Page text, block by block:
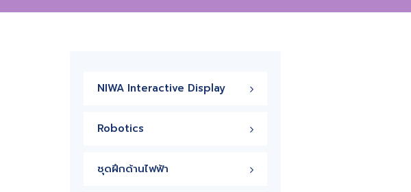
NIWA Interactive Display
Robotics
ชุดฝึกด้านไฟฟ้า